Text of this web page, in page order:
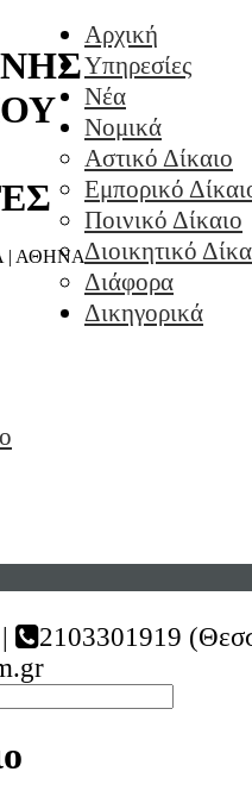
| ΑΘΗΝΑ
Αρχική
Υπηρεσίες
Νέα
Νομικά
Αστικό Δίκαιο
Εμπορικό
Ποινικό Δίκαιο
Διοικητικό
Διάφορα
Δικηγορικά
2103301919